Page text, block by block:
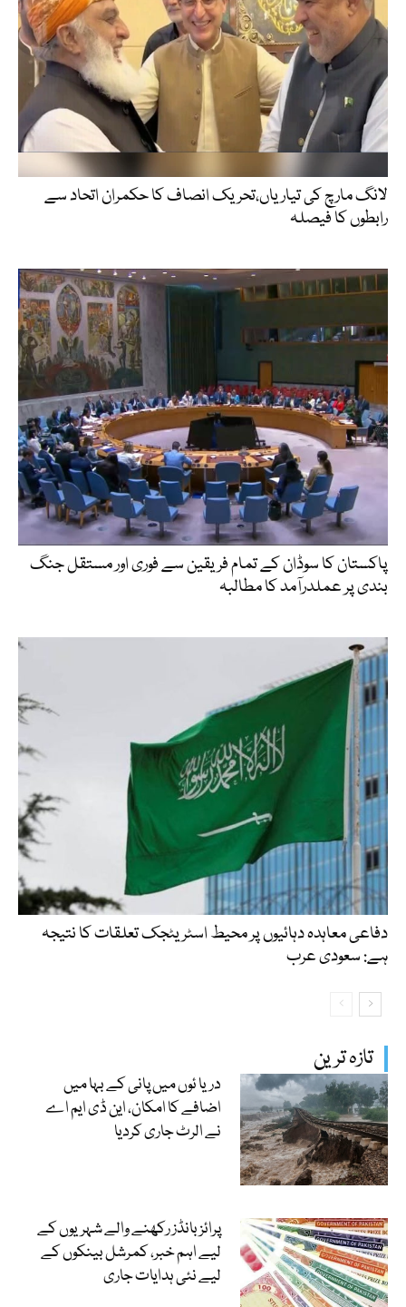
تازہ ترین
دریا ئوں میں پانی کے بہا میں
اضافے کا امکان، این ڈی ایم اے
نے الرٹ جاری کردیا
پرائز بانڈز رکھنے والے شہریوں کے
لیے اہم خبر، کمرشل بینکوں کے
لیے نئی ہدایات جاری
لانگ مارچ کی تیاریاں،تحریک انصاف کا حکمران اتحاد سے
رابطوں کا فیصلہ
پاکستان کا سوڈان کے تمام فریقین سے فوری اور مستقل جنگ
بندی پر عملدرآمد کا مطالبہ
دفاعی معاہدہ دہائیوں پر محیط اسٹریٹجک تعلقات کا نتیجہ
ہے: سعودی عرب